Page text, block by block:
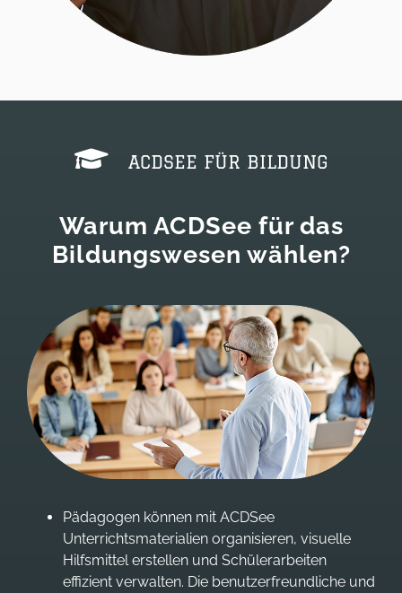
ACDSEE FÜR BILDUNG
Warum ACDSee für das
Bildungswesen wählen?
Pädagogen können mit ACDSee
Unterrichtsmaterialien organisieren, visuelle
Hilfsmittel erstellen und Schülerarbeiten
effizient verwalten. Die benutzerfreundliche und